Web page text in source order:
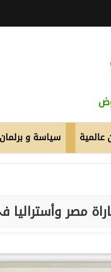
سياسة و برلمان
مصر وأستراليا